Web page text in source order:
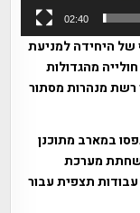
02:40
היחידה למניעת
מהגדולות
רשת מנהרות מסתור
במארב מתוכנן
מערכת
תצפית עבור